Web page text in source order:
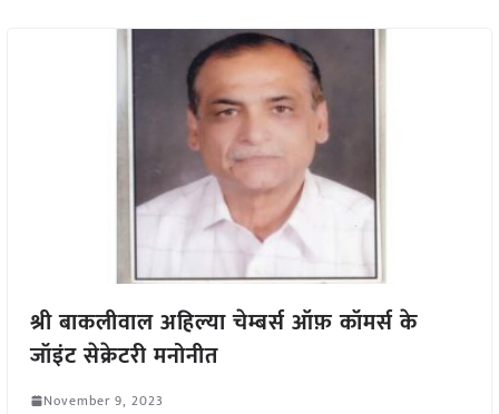
श्री बाकलीवाल अहिल्या चेम्बर्स ऑफ़ कॉमर्स के
जॉइंट सेक्रेटरी मनोनीत
November 9, 2023